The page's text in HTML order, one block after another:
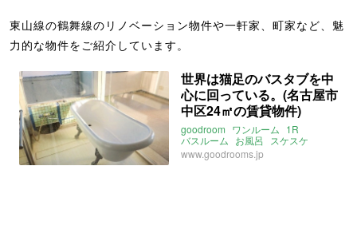
東山線の鶴舞線のリノベーション物件や一軒家、町家など、魅
力的な物件をご紹介しています。
世界は猫足のバスタブを中
心に回っている。(名古屋市
中区24㎡の賃貸物件)
goodroom ワンルーム 1R
バスルーム お風呂
スケスケ
ペット可 愛知 名古屋
名城線 東山線
www.goodrooms.jp